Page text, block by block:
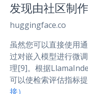
发现由社区制
huggingface.co
虽然您可以直接使用
过对嵌入模型进行微
理[9]。根据
可以使检索评估指标
接）